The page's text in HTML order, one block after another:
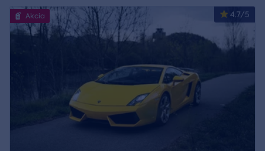
4.7/5
Akcia